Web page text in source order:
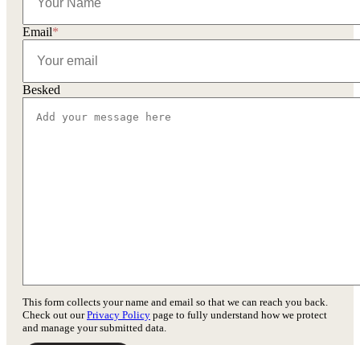
Email*
Besked
This form collects your name and email so that we can reach you back.
Check out ourPrivacy Policy page to fully understand how we protect
and manage your submitted data.